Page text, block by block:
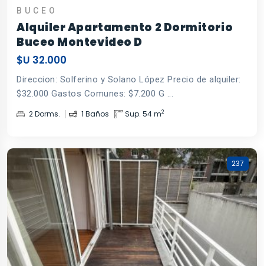
BUCEO
Alquiler Apartamento 2 Dormitorio
Buceo Montevideo D
$U 32.000
Direccion: Solferino y Solano López Precio de alquiler:
$32.000 Gastos Comunes: $7.200 G ...
2 Dorms. 1 Baños Sup. 54 m2
237